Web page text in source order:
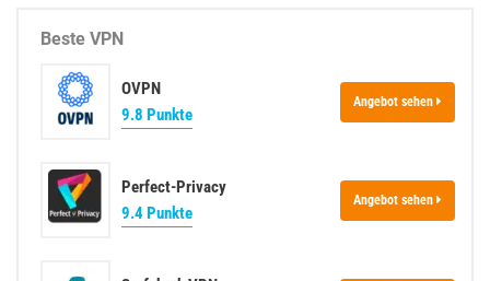
Beste VPN
OVPN
9.8 Punkte
Angebot sehen
Perfect-Privacy
9.4 Punkte
Angebot sehen